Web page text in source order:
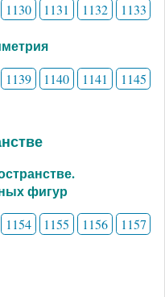
1130 1131 1132 1133
1139 1140 1141
1145
фигур
1154 1155 1156
1157